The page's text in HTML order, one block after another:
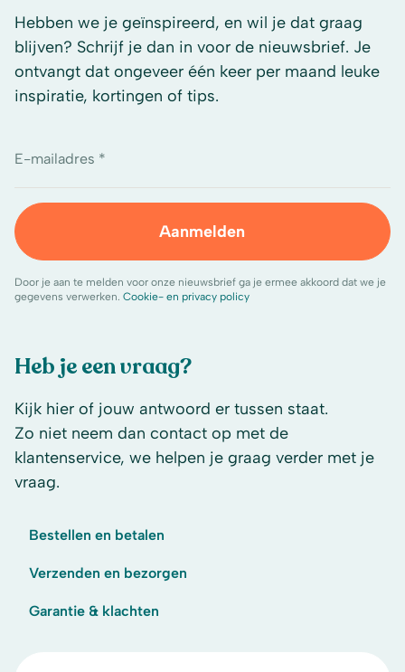
Heb je een vraag?
Kijk hier of jouw antwoord er tussen staat.
Zo niet neem dan contact op met de
klantenservice, we helpen je graag verder met je
vraag.
Bestellen en betalen
Verzenden en bezorgen
Garantie & klachten
Hebben we je geïnspireerd, en wil je dat graag
blijven? Schrijf je dan in voor de nieuwsbrief. Je
ontvangt dat ongeveer één keer per maand leuke
inspiratie, kortingen of tips.
E-mailadres *
Aanmelden
Door je aan te melden voor onze nieuwsbrief ga je ermee akkoord dat we je
gegevens verwerken. Cookie- en privacy policy